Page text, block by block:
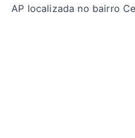
AP localizada no bairro